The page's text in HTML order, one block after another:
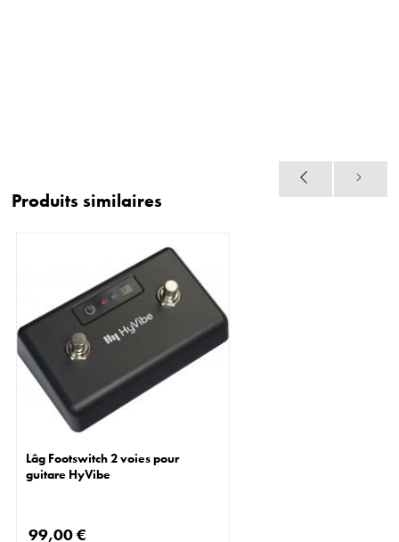
Produits similaires
Lâg Footswitch 2 voies pour
guitare HyVibe
99,00 €